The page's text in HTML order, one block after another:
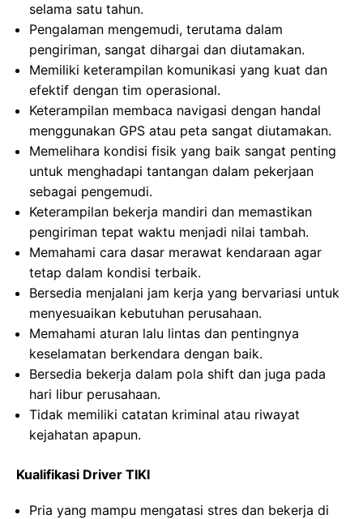
selama satu tahun.
Pengalaman mengemudi, terutama dalam
pengiriman, sangat dihargai dan diutamakan.
Memiliki keterampilan komunikasi yang kuat dan
efektif dengan tim operasional.
Keterampilan membaca navigasi dengan handal
menggunakan GPS atau peta sangat diutamakan.
Memelihara kondisi fisik yang baik sangat penting
untuk menghadapi tantangan dalam pekerjaan
sebagai pengemudi.
Keterampilan bekerja mandiri dan memastikan
pengiriman tepat waktu menjadi nilai tambah.
Memahami cara dasar merawat kendaraan agar
tetap dalam kondisi terbaik.
Bersedia menjalani jam kerja yang bervariasi untuk
menyesuaikan kebutuhan perusahaan.
Memahami aturan lalu lintas dan pentingnya
keselamatan berkendara dengan baik.
Bersedia bekerja dalam pola shift dan juga pada
hari libur perusahaan.
Tidak memiliki catatan kriminal atau riwayat
kejahatan apapun.
Kualifikasi Driver TIKI
Pria yang mampu mengatasi stres dan bekerja di